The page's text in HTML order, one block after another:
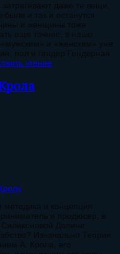
даже те вещи,
были и так и останутся
и женщины тоже
еще точнее, в наше
и «женским» уже
пол и гендер Гендерная
чтение
методика и концепция
и продюсер, в
Долине
Изначально Теория
А. Крола, его